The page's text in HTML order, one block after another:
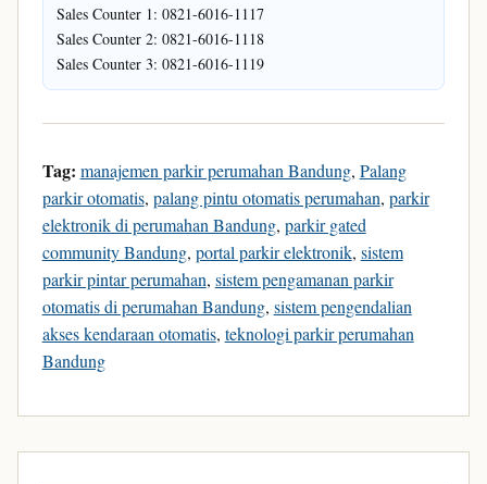
Sales Counter 1: 0821-6016-1117
Sales Counter 2: 0821-6016-1118
Sales Counter 3: 0821-6016-1119
Tag: manajemen parkir perumahan Bandung, Palang
parkir otomatis, palang pintu otomatis perumahan, parkir
elektronik di perumahan Bandung, parkir gated
community Bandung, portal parkir elektronik, sistem
parkir pintar perumahan, sistem pengamanan parkir
otomatis di perumahan Bandung, sistem pengendalian
akses kendaraan otomatis, teknologi parkir perumahan
Bandung